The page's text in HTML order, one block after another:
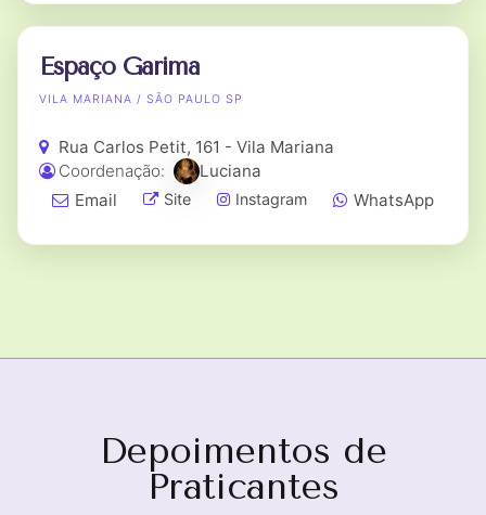
Espaço Garima
VILA MARIANA / SÃO PAULO SP
Rua Carlos Petit, 161 - Vila Mariana
Coordenação:
Luciana
Email
Site Instagram WhatsApp
Depoimentos de
Praticantes